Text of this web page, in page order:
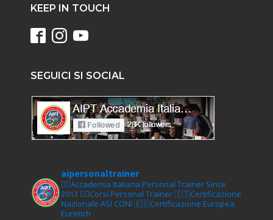
KEEP IN TOUCH
SEGUICI SI SOCIAL
aipersonaltrainer
🏋‍♀️Accademia Italiana Personal Trainer Since
2013 🏋‍♂️Corsi Personal Trainer🇮🇹Certificazione
Nazionale ASI CONI 🇪🇺Certificazione Europea
Euretich